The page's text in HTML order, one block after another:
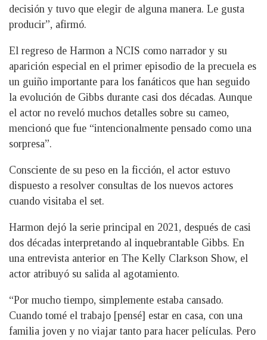
decisión y tuvo que elegir de alguna manera. Le gusta
producir”, afirmó.
El regreso de Harmon a NCIS como narrador y su
aparición especial en el primer episodio de la precuela es
un guiño importante para los fanáticos que han seguido
la evolución de Gibbs durante casi dos décadas. Aunque
el actor no reveló muchos detalles sobre su cameo,
mencionó que fue “intencionalmente pensado como una
sorpresa”.
Consciente de su peso en la ficción, el actor estuvo
dispuesto a resolver consultas de los nuevos actores
cuando visitaba el set.
Harmon dejó la serie principal en 2021, después de casi
dos décadas interpretando al inquebrantable Gibbs. En
una entrevista anterior en The Kelly Clarkson Show, el
actor atribuyó su salida al agotamiento.
“Por mucho tiempo, simplemente estaba cansado.
Cuando tomé el trabajo [pensé] estar en casa, con una
familia joven y no viajar tanto para hacer películas. Pero